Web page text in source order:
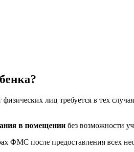
лиц требуется в тех
в помещении без возможности
ФМС после предоставления всех